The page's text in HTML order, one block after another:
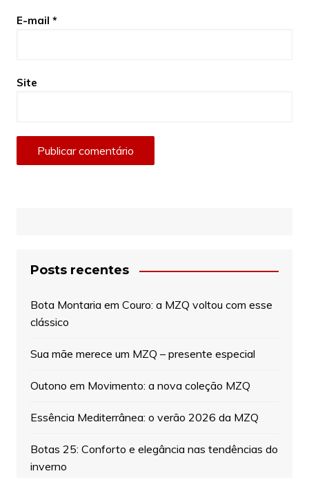
E-mail *
Site
Posts recentes
Bota Montaria em Couro: a MZQ voltou com esse
clássico
Sua mãe merece um MZQ – presente especial
Outono em Movimento: a nova coleção MZQ
Essência Mediterrânea: o verão 2026 da MZQ
Botas 25: Conforto e elegância nas tendências do
inverno